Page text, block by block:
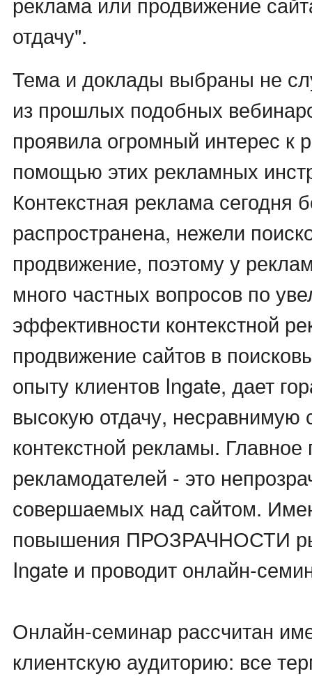
отдачу".
Тема и доклады выбраны не
из прошлых подобных
проявила огромный интерес к
помощью этих рекламных
Контекстная реклама сегодня
распространена, нежели
продвижение, поэтому у
много частных вопросов по
эффективности контекстной
продвижение сайтов в
опыту клиентов Ingate, дает
высокую отдачу, несравнимую
контекстной рекламы. Главное
рекламодателей - это
совершаемых над сайтом.
повышения ПРОЗРАЧНОСТИ
Ingate и проводит онлайн-
Онлайн-семинар рассчитан
клиентскую аудиторию: все